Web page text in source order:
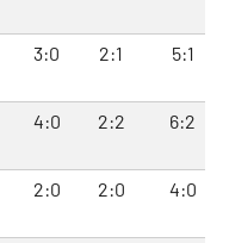
3:0 2:1 5:1
4:0 2:2 6:2
2:0 2:0 4:0